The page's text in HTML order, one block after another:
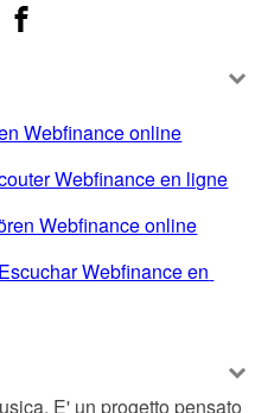
Webfinance online
Webfinance en ligne
Webfinance online
Escuchar Webfinance en
E' un progetto pensato